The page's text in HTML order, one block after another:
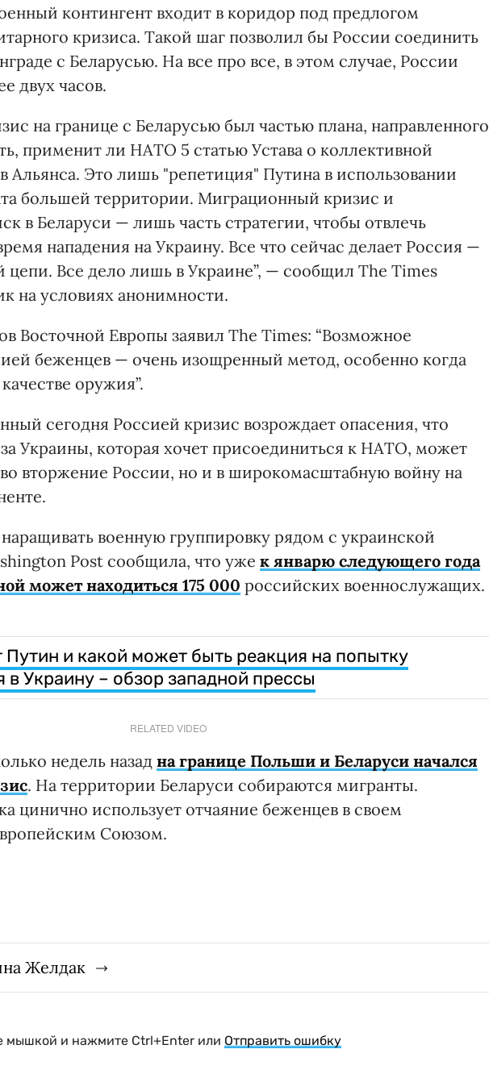
контингент входит в коридор под предлогом
кризиса. Такой шаг позволил бы России соединить
с Беларусью. На все про все, в этом случае, России
двух часов.
на границе с Беларусью был частью плана, направленного
применит ли НАТО 5 статью Устава о коллективной
Альянса. Это лишь "репетиция" Путина в использовании
большей территории. Миграционный кризис и
в Беларуси — лишь часть стратегии, чтобы отвлечь
нападения на Украину. Все что сейчас делает Россия —
цепи. Все дело лишь в Украине”, — сообщил The Times
на условиях анонимности.
Восточной Европы заявил The Times: “Возможное
беженцев — очень изощренный метод, особенно когда
оружия”.
сегодня Россией кризис возрождает опасения, что
Украины, которая хочет присоединиться к НАТО, может
вторжение России, но и в широкомасштабную войну на
военную группировку рядом с украинской
Post сообщила, что уже к январю следующего года
может находиться 175 000 российских военнослужащих.
Путин и какой может быть реакция на попытку
в Украину – обзор западной прессы
RELATED VIDEO
недель назад на границе Польши и Беларуси начался
. На территории Беларуси собираются мигранты.
цинично использует отчаяние беженцев в своем
Союзом.
Желдак
мышкой и нажмите Ctrl+Enter или Отправить ошибку